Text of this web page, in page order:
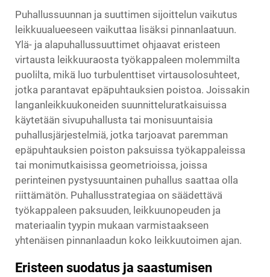
Puhallussuunnan ja suuttimen sijoittelun vaikutus
leikkuualueeseen vaikuttaa lisäksi pinnanlaatuun.
Ylä- ja alapuhallussuuttimet ohjaavat eristeen
virtausta leikkuuraosta työkappaleen molemmilta
puolilta, mikä luo turbulenttiset virtausolosuhteet,
jotka parantavat epäpuhtauksien poistoa. Joissakin
langanleikkuukoneiden suunnitteluratkaisuissa
käytetään sivupuhallusta tai monisuuntaisia
puhallusjärjestelmiä, jotka tarjoavat paremman
epäpuhtauksien poiston paksuissa työkappaleissa
tai monimutkaisissa geometrioissa, joissa
perinteinen pystysuuntainen puhallus saattaa olla
riittämätön. Puhallusstrategiaa on säädettävä
työkappaleen paksuuden, leikkuunopeuden ja
materiaalin tyypin mukaan varmistaakseen
yhtenäisen pinnanlaadun koko leikkuutoimen ajan.
Eristeen suodatus ja saastumisen